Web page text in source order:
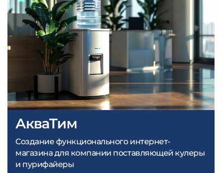
АкваТим
Создание функционального интернет-
магазина для компании поставляющей кулеры
и пурифайеры